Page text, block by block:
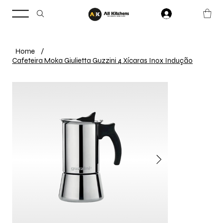
Home
/
Cafeteira Moka Giulietta Guzzini 4 Xícaras Inox Indução